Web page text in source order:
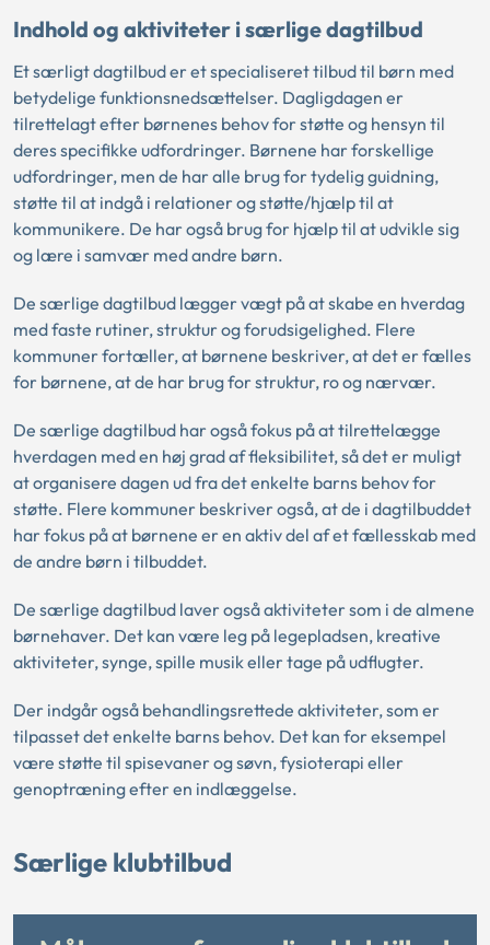
Indhold og aktiviteter i særlige dagtilbud
Et særligt dagtilbud er et specialiseret tilbud til børn med
betydelige funktionsnedsættelser. Dagligdagen er
tilrettelagt efter børnenes behov for støtte og hensyn til
deres specifikke udfordringer. Børnene har forskellige
udfordringer, men de har alle brug for tydelig guidning,
støtte til at indgå i relationer og støtte/hjælp til at
kommunikere. De har også brug for hjælp til at udvikle sig
og lære i samvær med andre børn.
De særlige dagtilbud lægger vægt på at skabe en hverdag
med faste rutiner, struktur og forudsigelighed. Flere
kommuner fortæller, at børnene beskriver, at det er fælles
for børnene, at de har brug for struktur, ro og nærvær.
De særlige dagtilbud har også fokus på at tilrettelægge
hverdagen med en høj grad af fleksibilitet, så det er muligt
at organisere dagen ud fra det enkelte barns behov for
støtte. Flere kommuner beskriver også, at de i dagtilbuddet
har fokus på at børnene er en aktiv del af et fællesskab med
de andre børn i tilbuddet.
De særlige dagtilbud laver også aktiviteter som i de almene
børnehaver. Det kan være leg på legepladsen, kreative
aktiviteter, synge, spille musik eller tage på udflugter.
Der indgår også behandlingsrettede aktiviteter, som er
tilpasset det enkelte barns behov. Det kan for eksempel
være støtte til spisevaner og søvn, fysioterapi eller
genoptræning efter en indlæggelse.
Særlige klubtilbud